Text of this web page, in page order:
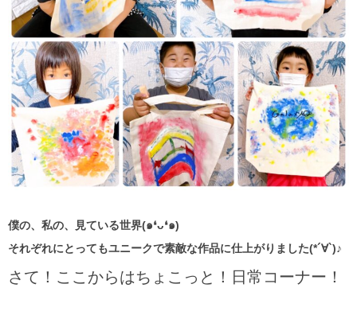
僕の、私の、見ている世界(๑❛ᴗ❛๑)
それぞれにとってもユニークで素敵な作品に仕上がりました(*´∀`)♪
さて！ここからはちょこっと！日常コーナー！